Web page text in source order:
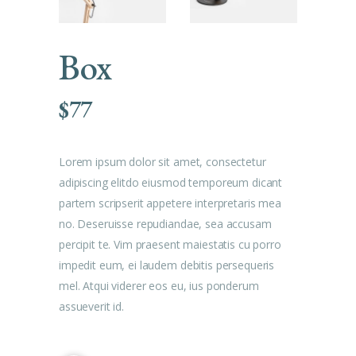
Box
$77
Lorem ipsum dolor sit amet, consectetur
adipiscing elitdo eiusmod temporeum dicant
partem scripserit appetere interpretaris mea
no. Deseruisse repudiandae, sea accusam
percipit te. Vim praesent maiestatis cu porro
impedit eum, ei laudem debitis persequeris
mel. Atqui viderer eos eu, ius ponderum
assueverit id.